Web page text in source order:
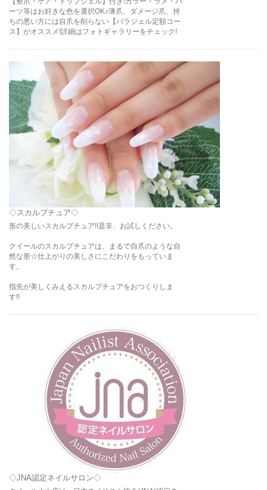
ーツ等はお好きな色を選択OK♪薄爪、ダメージ爪、持
ちの悪い方には自爪を削らない【パラジェル定額コー
ス】がオススメ!詳細はフォトギャラリーをチェック!
◇スカルプチュア◇
形の美しいスカルプチュア!!是非、お試しください。
クイールのスカルプチュアは、まるで自爪のような自
然な形☆仕上がりの美しさにこだわりをもっていま
す。
指先が美しくみえるスカルプチュアをおつくりしま
す!!
◇JNA認定ネイルサロン◇